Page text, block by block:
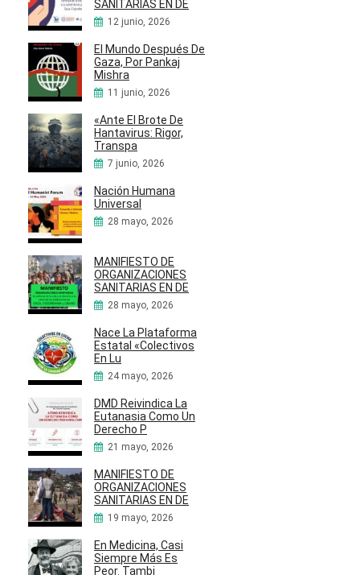
SANITARIAS EN DE
12 junio, 2026
El Mundo Después De
Gaza, Por Pankaj
Mishra
11 junio, 2026
«Ante El Brote De
Hantavirus: Rigor,
Transpa
7 junio, 2026
Nación Humana
Universal
28 mayo, 2026
MANIFIESTO DE
ORGANIZACIONES
SANITARIAS EN DE
28 mayo, 2026
Nace La Plataforma
Estatal «Colectivos
En Lu
24 mayo, 2026
DMD Reivindica La
Eutanasia Como Un
Derecho P
21 mayo, 2026
MANIFIESTO DE
ORGANIZACIONES
SANITARIAS EN DE
19 mayo, 2026
En Medicina, Casi
Siempre Más Es
Peor. Tambi